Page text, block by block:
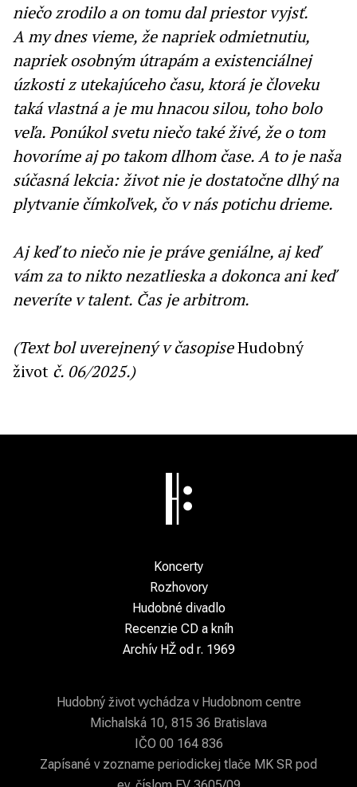
niečo zrodilo a on tomu dal priestor vyjsť.
A my dnes vieme, že napriek odmietnutiu,
napriek osobným útrapám a existenciálnej
úzkosti z utekajúceho času, ktorá je človeku
taká vlastná a je mu hnacou silou, toho bolo
veľa. Ponúkol svetu niečo také živé, že o tom
hovoríme aj po takom dlhom čase. A to je naša
súčasná lekcia: život nie je dostatočne dlhý na
plytvanie čímkoľvek, čo v nás potichu drieme.
Aj keď to niečo nie je práve geniálne, aj keď
vám za to nikto nezatlieska a dokonca ani keď
neveríte v talent. Čas je arbitrom.
(Text bol uverejnený v časopiseHudobný
život č. 06/2025.)
Koncerty
Rozhovory
Hudobné divadlo
Recenzie CD a kníh
Archív HŽ od r. 1969
Hudobný život vychádza v Hudobnom centre
Michalská 10, 815 36 Bratislava
IČO 00 164 836
Zapísané v zozname periodickej tlače MK SR pod